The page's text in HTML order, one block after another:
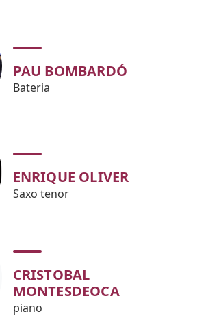
PAU BOMBARDÓ
Bateria
ENRIQUE OLIVER
Saxo tenor
CRISTOBAL
MONTESDEOCA
piano